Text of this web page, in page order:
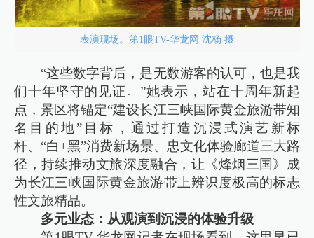
表演现场。第1眼TV-华龙网 沈杨 摄
“这些数字背后，是无数游客的认可，也是我
们十年坚守的见证。”她表示，站在十周年新起
点，景区将锚定“建设长江三峡国际黄金旅游带知
名目的地”目标，通过打造沉浸式演艺新标
杆、“白+黑”消费新场景、忠文化体验廊道三大路
径，持续推动文旅深度融合，让《烽烟三国》成
为长江三峡国际黄金旅游带上辨识度极高的标志
性文旅精品。
多元业态：从观演到沉浸的体验升级